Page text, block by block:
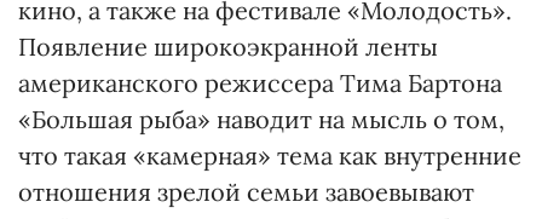
кино, а также на фестивале «Молодость».
Появление широкоэкранной ленты
американского режиссера Тима Бартона
«Большая рыба» наводит на мысль о том,
что такая «камерная» тема как внутренние
отношения зрелой семьи завоевывают